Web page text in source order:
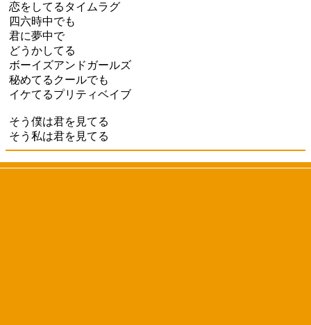
恋をしてるタイムラグ
四六時中でも
君に夢中で
どうかしてる
ボーイズアンドガールズ
秘めてるクールでも
イケてるプリティベイブ
そう僕は君を見てる
そう私は君を見てる